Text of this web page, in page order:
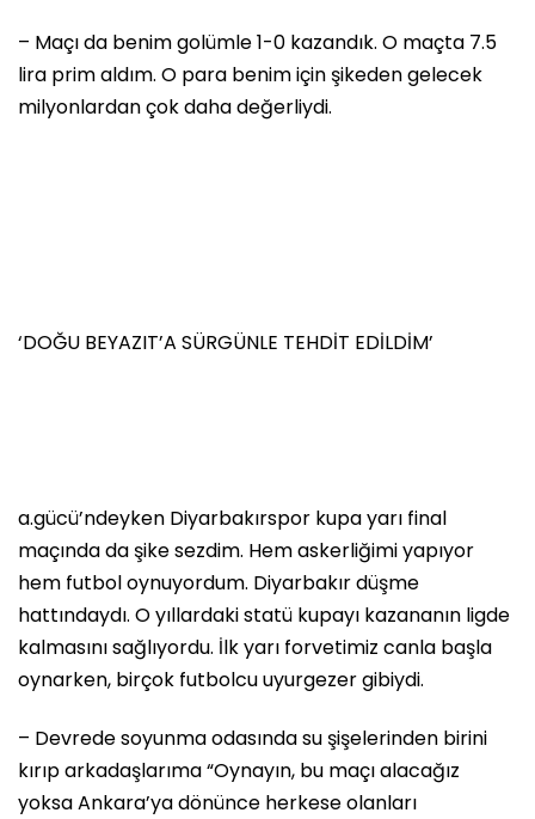
– Maçı da benim golümle 1-0 kazandık. O maçta 7.5
lira prim aldım. O para benim için şikeden gelecek
milyonlardan çok daha değerliydi.
‘DOĞU BEYAZIT’A SÜRGÜNLE TEHDİT EDİLDİM’
a.gücü’ndeyken Diyarbakırspor kupa yarı final
maçında da şike sezdim. Hem askerliğimi yapıyor
hem futbol oynuyordum. Diyarbakır düşme
hattındaydı. O yıllardaki statü kupayı kazananın ligde
kalmasını sağlıyordu. İlk yarı forvetimiz canla başla
oynarken, birçok futbolcu uyurgezer gibiydi.
– Devrede soyunma odasında su şişelerinden birini
kırıp arkadaşlarıma “Oynayın, bu maçı alacağız
yoksa Ankara’ya dönünce herkese olanları